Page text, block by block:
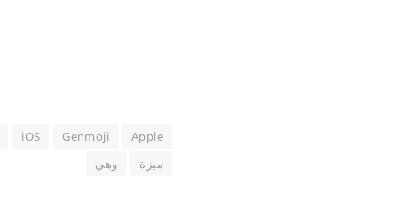
Apple
Genmoji
iOS
ميزة
وهي